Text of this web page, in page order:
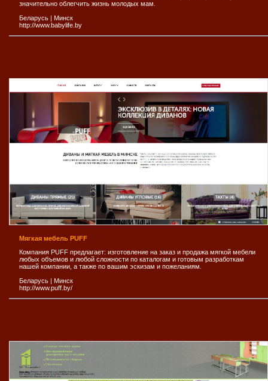
значительно облегчить жизнь молодых мам.
Беларусь | Минск
http://www.babylife.by
Мягкая мебель PUFF
Компания PUFF предлагает: изготовление на заказ и продажа мягкой мебели
любых объемов и любой сложности по каталогам и готовым разработкам
нашей компании, а также по вашим эскизам и пожеланиям.
Беларусь
Минск
http://www.puff.by/